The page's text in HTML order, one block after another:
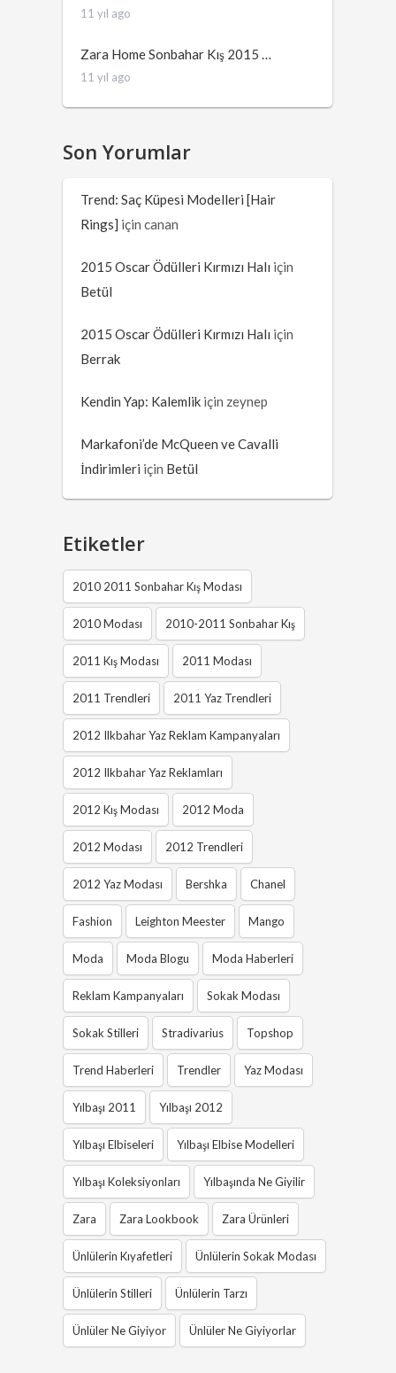
11 yıl ago
Zara Home Sonbahar Kış 2015 …
11 yıl ago
Son Yorumlar
Trend: Saç Küpesi Modelleri [Hair
Rings] içincanan
2015 Oscar Ödülleri Kırmızı Halı için
Betül
2015 Oscar Ödülleri Kırmızı Halı için
Berrak
Kendin Yap: Kalemlik için zeynep
Markafoni’de McQueen ve Cavalli
İndirimleri için Betül
Etiketler
2010 2011 Sonbahar Kış Modası
2010 Modası 2010-2011 Sonbahar Kış
2011 Kış Modası 2011 Modası
2011 Trendleri 2011 Yaz Trendleri
2012 Ilkbahar Yaz Reklam Kampanyaları
2012 Ilkbahar Yaz Reklamları
2012 Kış Modası 2012 Moda
2012 Modası 2012 Trendleri
2012 Yaz Modası Bershka Chanel
Fashion Leighton Meester Mango
Moda Moda Blogu Moda Haberleri
Reklam Kampanyaları Sokak Modası
Sokak Stilleri Stradivarius Topshop
Trend Haberleri Trendler Yaz Modası
Yılbaşı 2011 Yılbaşı 2012
Yılbaşı Elbiseleri Yılbaşı Elbise Modelleri
Yılbaşı Koleksiyonları Yılbaşında Ne Giyilir
Zara Zara Lookbook Zara Ürünleri
Ünlülerin Kıyafetleri Ünlülerin Sokak Modası
Ünlülerin Stilleri Ünlülerin Tarzı
Ünlüler Ne Giyiyor Ünlüler Ne Giyiyorlar